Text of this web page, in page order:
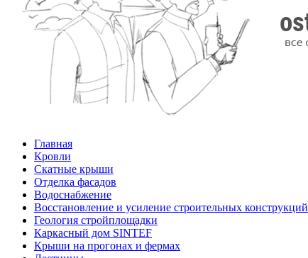
Главная
Кровли
Скатные крыши
Отделка фасадов
Водоснабжение
Восстановление и усиление строительных конструкций
Геология стройплощадки
Каркасный дом SINTEF
Крыши на прогонах и фермах